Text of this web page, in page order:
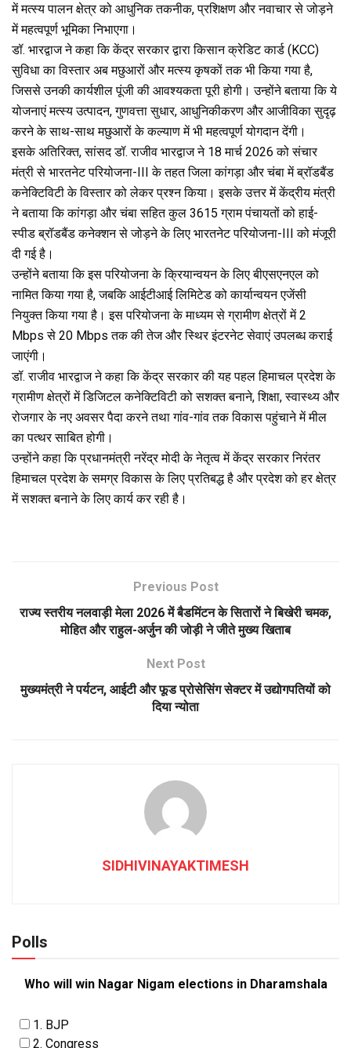
में मत्स्य पालन क्षेत्र को आधुनिक तकनीक, प्रशिक्षण और नवाचार से जोड़ने
में महत्वपूर्ण भूमिका निभाएगा।
डॉ. भारद्वाज ने कहा कि केंद्र सरकार द्वारा किसान क्रेडिट कार्ड (KCC)
सुविधा का विस्तार अब मछुआरों और मत्स्य कृषकों तक भी किया गया है,
जिससे उनकी कार्यशील पूंजी की आवश्यकता पूरी होगी। उन्होंने बताया कि ये
योजनाएं मत्स्य उत्पादन, गुणवत्ता सुधार, आधुनिकीकरण और आजीविका सुदृढ़
करने के साथ-साथ मछुआरों के कल्याण में भी महत्वपूर्ण योगदान देंगी।
इसके अतिरिक्त, सांसद डॉ. राजीव भारद्वाज ने 18 मार्च 2026 को संचार
मंत्री से भारतनेट परियोजना-III के तहत जिला कांगड़ा और चंबा में ब्रॉडबैंड
कनेक्टिविटी के विस्तार को लेकर प्रश्न किया। इसके उत्तर में केंद्रीय मंत्री
ने बताया कि कांगड़ा और चंबा सहित कुल 3615 ग्राम पंचायतों को हाई-
स्पीड ब्रॉडबैंड कनेक्शन से जोड़ने के लिए भारतनेट परियोजना-III को मंजूरी
दी गई है।
उन्होंने बताया कि इस परियोजना के क्रियान्वयन के लिए बीएसएनएल को
नामित किया गया है, जबकि आईटीआई लिमिटेड को कार्यान्वयन एजेंसी
नियुक्त किया गया है। इस परियोजना के माध्यम से ग्रामीण क्षेत्रों में 2
Mbps से 20 Mbps तक की तेज और स्थिर इंटरनेट सेवाएं उपलब्ध कराई
जाएंगी।
डॉ. राजीव भारद्वाज ने कहा कि केंद्र सरकार की यह पहल हिमाचल प्रदेश के
ग्रामीण क्षेत्रों में डिजिटल कनेक्टिविटी को सशक्त बनाने, शिक्षा, स्वास्थ्य और
रोजगार के नए अवसर पैदा करने तथा गांव-गांव तक विकास पहुंचाने में मील
का पत्थर साबित होगी।
उन्होंने कहा कि प्रधानमंत्री नरेंद्र मोदी के नेतृत्व में केंद्र सरकार निरंतर
हिमाचल प्रदेश के समग्र विकास के लिए प्रतिबद्ध है और प्रदेश को हर क्षेत्र
में सशक्त बनाने के लिए कार्य कर रही है।
Previous Post
राज्य स्तरीय नलवाड़ी मेला 2026 में बैडमिंटन के सितारों ने बिखेरी चमक,
मोहित और राहुल-अर्जुन की जोड़ी ने जीते मुख्य खिताब
Next Post
मुख्यमंत्री ने पर्यटन, आईटी और फूड प्रोसेसिंग सेक्टर में उद्योगपतियों को
दिया न्योता
SIDHIVINAYAKTIMESH
Polls
Who will win Nagar Nigam elections in Dharamshala
1. BJP
2. Congress